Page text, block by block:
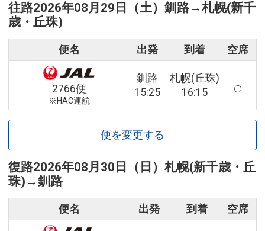
往路2026年08月29日（土） 釧路→札幌(新千
歳・丘珠)
便名 出発 到着 空席
2766便
※HAC運航
釧路
15:25
札幌(丘珠)
16:15
便を変更する
復路2026年08月30日（日） 札幌(新千歳・丘
珠) →釧路
便名 出発 到着 空席